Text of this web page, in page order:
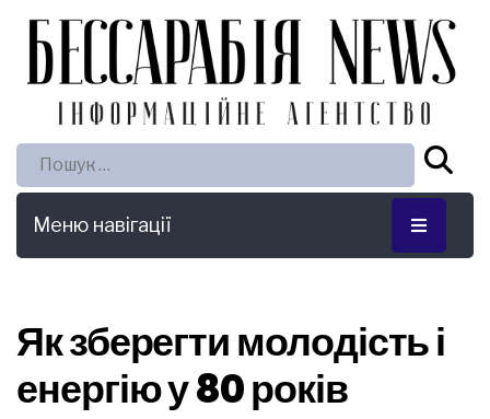
Пошук:
Меню навігації
Як зберегти молодість і
енергію у 80 років